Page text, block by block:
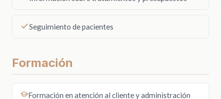
Seguimiento de pacientes
Formación
Formación en atención al cliente y administración